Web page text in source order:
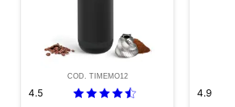
COD. TIMEMO12
4.5
4.9